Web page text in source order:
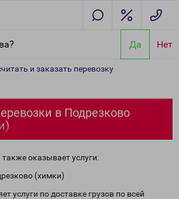
Да Нет
и заказать перевозку
в Подрезково
оказывает услуги:
(химки)
услуги по доставке грузов по всей